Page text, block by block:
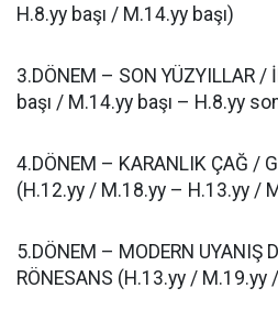
H.8.yy başı / M.14.yy başı)
3.DÖNEM – SON YÜZYILLAR /
başı / M.14.yy başı – H.8.yy
4.DÖNEM – KARANLIK ÇAĞ /
(H.12.yy / M.18.yy – H.13.yy /
5.DÖNEM – MODERN UYANIŞ
RÖNESANS (H.13.yy / M.19.yy